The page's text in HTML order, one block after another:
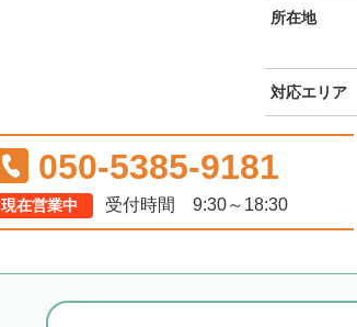
所在地
対応エリア
050-5385-9181
現在営業中 受付時間 9:30～18:30